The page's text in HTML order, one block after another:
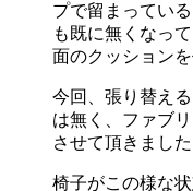
プで留まってい
も既に無くなっ
面のクッション
今回、張り替え
は無く、ファブ
させて頂きました
椅子がこの様な